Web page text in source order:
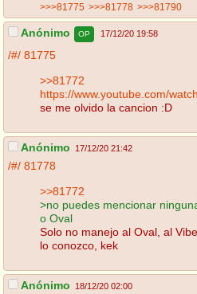
>>>81775 >>>81778 >>>81790
Anónimo OP 17/12/20 19:58
/#/ 81775
>>81772
https://www.youtube.com/
se me olvido la cancion :D
Anónimo 17/12/20 21:42
/#/ 81778
>>81772
>no puedes mencionar
o Oval
Solo no manejo al Oval, al
lo conozco, kek
Anónimo 18/12/20 02:00